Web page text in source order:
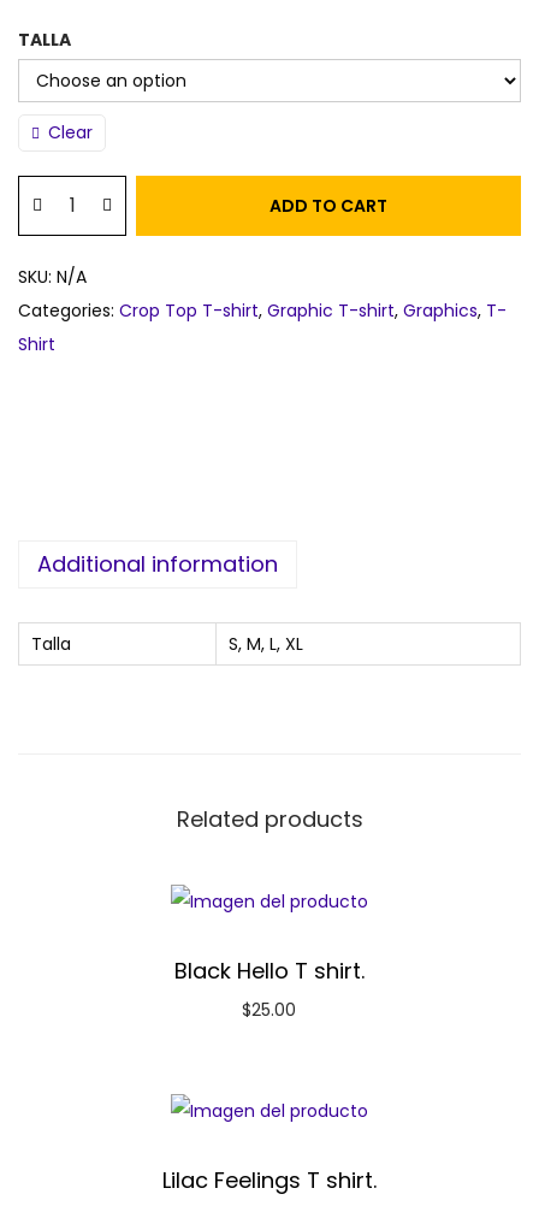
TALLA
Clear
ADD TO CART
SKU: N/A
Categories: Crop Top T-shirt, Graphic T-shirt, Graphics, T-
Shirt
Additional information
Talla S, M, L, XL
Related products
Black Hello T shirt.
$25.00
Lilac Feelings T shirt.